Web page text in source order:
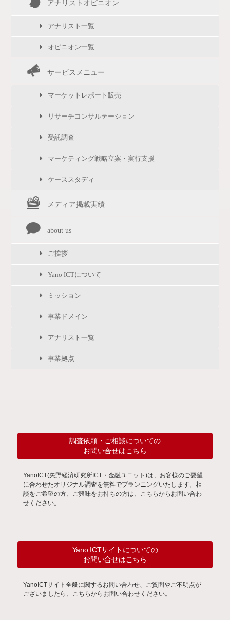
アナリストオピニオン
アナリスト一覧
オピニオン一覧
サービスメニュー
マーケットレポート販売
リサーチコンサルテーション
受託調査
マーケティング戦略立案・実行支援
ケーススタディ
メディア掲載実績
about us
ご挨拶
Yano ICTについて
ミッション
事業ドメイン
アナリスト一覧
事業拠点
調査依頼・ご相談についての
お問い合せはこちら
YanoICT(矢野経済研究所ICT・金融ユニット)は、お客様のご要望
に合わせたオリジナル調査を無料でプランニングいたします。相
談をご希望の方、ご興味をお持ちの方は、こちらからお問い合わ
せください。
Yano ICTサイトについての
お問い合せはこちら
YanoICTサイト全般に関するお問い合わせ、ご質問やご不明点が
ございましたら、こちらからお問い合わせください。